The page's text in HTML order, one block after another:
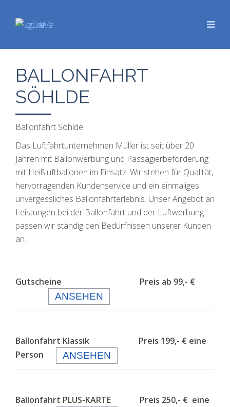
BALLONFAHRT
SÖHLDE
Ballonfahrt Söhlde
Das Luftfahrtunternehmen Müller ist seit über 20
Jahren mit Ballonwerbung und Passagierbeförderung
mit Heißluftballonen im Einsatz. Wir stehen für Qualität,
hervorragenden Kundenservice und ein einmaliges
unvergessliches Ballonfahrterlebnis. Unser Angebot an
Leistungen bei der Ballonfahrt und der Luftwerbung
passen wir ständig den Bedürfnissen unserer Kunden
an.
Gutscheine Preis ab 99,- €
ANSEHEN
Ballonfahrt Klassik Preis 199,- € eine
Person
ANSEHEN
Ballonfahrt PLUS-KARTE Preis 250,- € eine